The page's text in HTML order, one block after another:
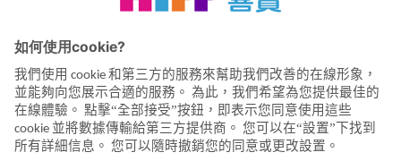
HiPP奶粉 HiPP嬰兒食品 HiPP懷孕
隱私政策和使用條款
聯絡我們